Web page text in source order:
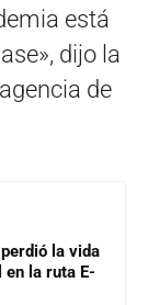
está
dijo la
de
la vida
la ruta E-